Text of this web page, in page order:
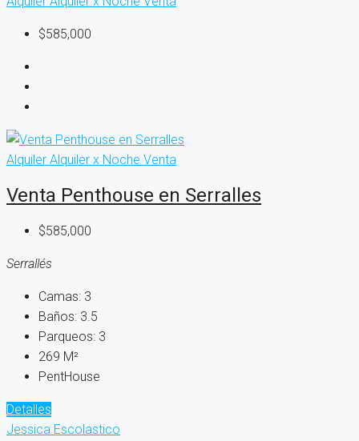
$585,000
Alquiler Alquiler x Noche Venta
Venta Penthouse en Serralles
$585,000
Serrallés
Camas: 3
Baños: 3.5
Parqueos: 3
269 M²
PentHouse
Detalles
Jessica Escolastico